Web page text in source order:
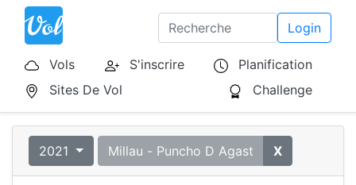
Login
Vols S'inscrire
Planification
Sites De Vol
Challenge
2021 Millau - Puncho D Agast X